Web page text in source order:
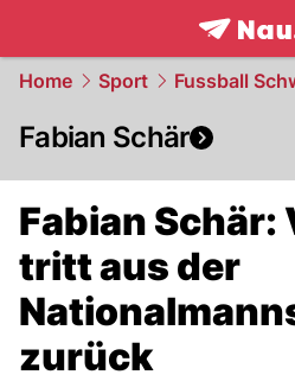
Home Sport Fussball
Fabian Schär
Fabian
tritt aus der
zurück